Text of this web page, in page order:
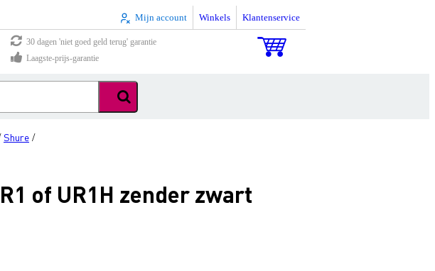
Mijn account Winkels Klantenservice
30 dagen 'niet goed geld terug' garantie
Laagste-prijs-garantie
Shure /
of UR1H zender zwart